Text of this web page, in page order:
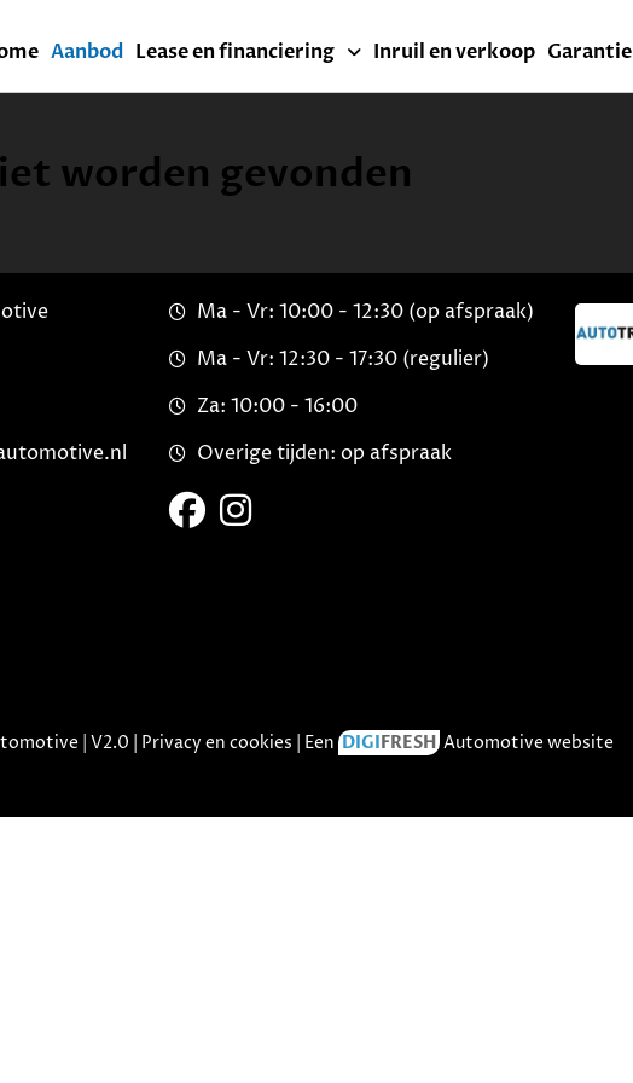
Aanbod Lease en financiering Inruil en verkoop Garantie
worden gevonden
Ma - Vr: 10:00 - 12:30 (op afspraak)
Ma - Vr: 12:30 - 17:30 (regulier)
Za: 10:00 - 16:00
Overige tijden: op afspraak
| V2.0 | Privacy en cookies | Een DIGIFRESHAutomotive website